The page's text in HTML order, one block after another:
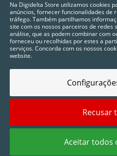
2025 © Digidelta Store - Think
Na Digidelta Store utilizamos cookies
anúncios, fornecer funcionalidades de
tráfego. Também partilhamos
site com os nossos parceiros de redes
análise, que as podem combinar com
forneceu ou recolhidas por estes a
serviços. Concorda com os nossos
website.
Recusar
Aceitar todos